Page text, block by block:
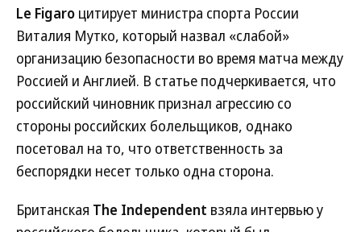
Le Figaro цитирует министра спорта России
Виталия Мутко, который назвал «слабой»
организацию безопасности во время матча между
Россией и Англией. В статье подчеркивается, что
российский чиновник признал агрессию со
стороны российских болельщиков, однако
посетовал на то, что ответственность за
беспорядки несет только одна сторона.
Британская The Independent взяла интервью у